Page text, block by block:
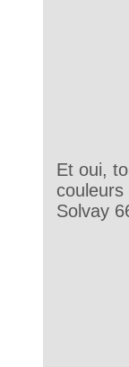
Et oui,
Solvay